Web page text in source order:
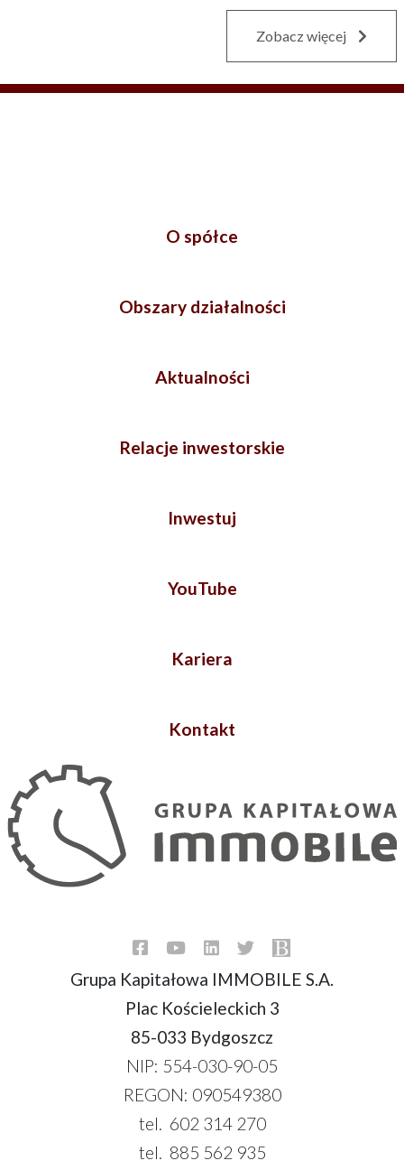
Zobacz więcej
O spółce
Obszary działalności
Aktualności
Relacje inwestorskie
Inwestuj
YouTube
Kariera
Kontakt
Grupa Kapitałowa IMMOBILE S.A.
Plac Kościeleckich 3
85-033 Bydgoszcz
NIP: 554-030-90-05
REGON: 090549380
tel. 602 314 270
tel. 885 562 935